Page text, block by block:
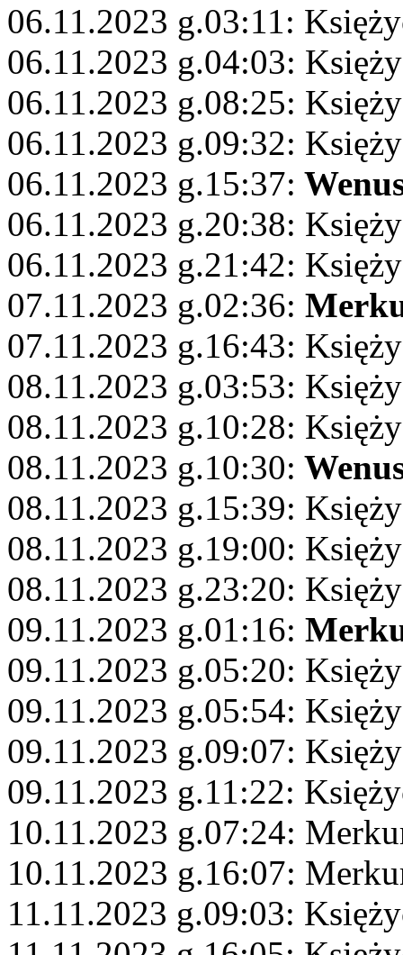
06.11.2023 g.03:11:
06.11.2023 g.04:03:
06.11.2023 g.08:25:
06.11.2023 g.09:32:
06.11.2023 g.15:37:
06.11.2023 g.20:38:
06.11.2023 g.21:42:
07.11.2023 g.02:36:
07.11.2023 g.16:43:
08.11.2023 g.03:53:
08.11.2023 g.10:28:
08.11.2023 g.10:30:
08.11.2023 g.15:39:
08.11.2023 g.19:00:
08.11.2023 g.23:20:
09.11.2023 g.01:16:
09.11.2023 g.05:20:
09.11.2023 g.05:54:
09.11.2023 g.09:07:
09.11.2023 g.11:22:
10.11.2023 g.07:24:
10.11.2023 g.16:07:
11.11.2023 g.09:03: